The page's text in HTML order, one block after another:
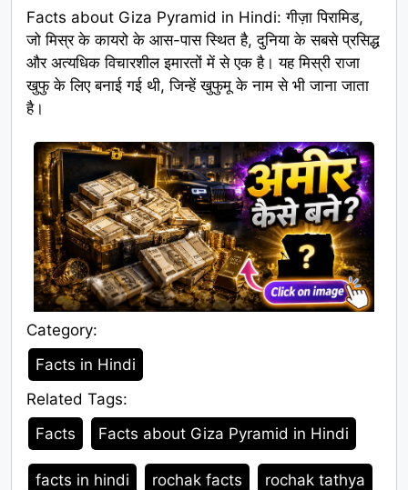
Facts about Giza Pyramid in Hindi: गीज़ा पिरामिड,
जो मिस्र के कायरो के आस-पास स्थित है, दुनिया के सबसे प्रसिद्ध
और अत्यधिक विचारशील इमारतों में से एक है। यह मिस्री राजा
खुफु के लिए बनाई गई थी, जिन्हें खुफुमू के नाम से भी जाना जाता
है।
Category:
Category
Facts in Hindi
Related Tags:
Tags
Facts Facts about Giza Pyramid in Hindi
facts in hindi rochak facts rochak tathya